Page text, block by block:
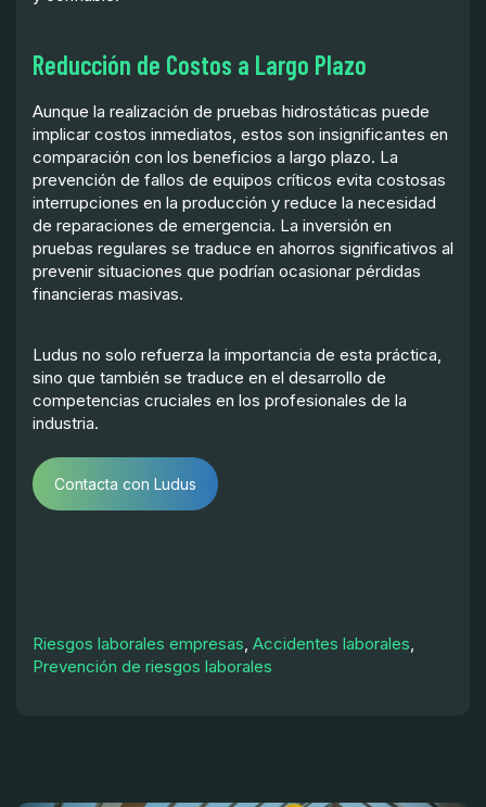
Reducción de Costos a Largo Plazo
Aunque la realización de pruebas hidrostáticas puede
implicar costos inmediatos, estos son insignificantes en
comparación con los beneficios a largo plazo. La
prevención de fallos de equipos críticos evita costosas
interrupciones en la producción y reduce la necesidad
de reparaciones de emergencia. La inversión en
pruebas regulares se traduce en ahorros significativos al
prevenir situaciones que podrían ocasionar pérdidas
financieras masivas.
Ludus no solo refuerza la importancia de esta práctica,
sino que también se traduce en el desarrollo de
competencias cruciales en los profesionales de la
industria.
Contacta con Ludus
Riesgos laborales empresas, Accidentes laborales,
Prevención de riesgos laborales